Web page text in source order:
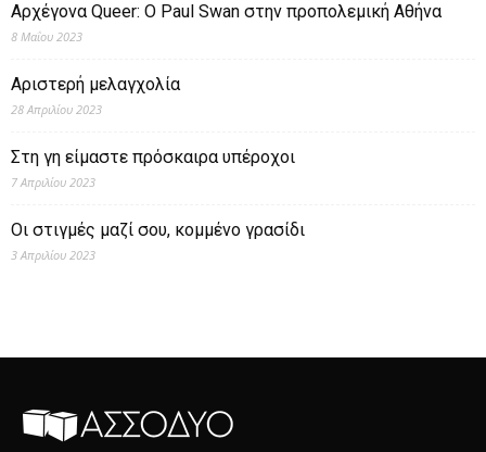
Αρχέγονα Queer: O Paul Swan στην προπολεμική Αθήνα
8 Μαΐου 2023
Αριστερή μελαγχολία
28 Απριλίου 2023
Στη γη είμαστε πρόσκαιρα υπέροχοι
7 Απριλίου 2023
Οι στιγμές μαζί σου, κομμένο γρασίδι
3 Απριλίου 2023